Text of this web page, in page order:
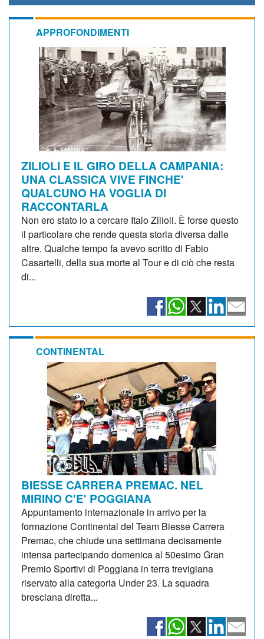
APPROFONDIMENTI
ZILIOLI E IL GIRO DELLA CAMPANIA:
UNA CLASSICA VIVE FINCHE'
QUALCUNO HA VOGLIA DI
RACCONTARLA
Non ero stato io a cercare Italo Zilioli. È forse questo
il particolare che rende questa storia diversa dalle
altre. Qualche tempo fa avevo scritto di Fabio
Casartelli, della sua morte al Tour e di ciò che resta
di...
CONTINENTAL
BIESSE CARRERA PREMAC. NEL
MIRINO C'E' POGGIANA
Appuntamento internazionale in arrivo per la
formazione Continental del Team Biesse Carrera
Premac, che chiude una settimana decisamente
intensa partecipando domenica al 50esimo Gran
Premio Sportivi di Poggiana in terra trevigiana
riservato alla categoria Under 23. La squadra
bresciana diretta...